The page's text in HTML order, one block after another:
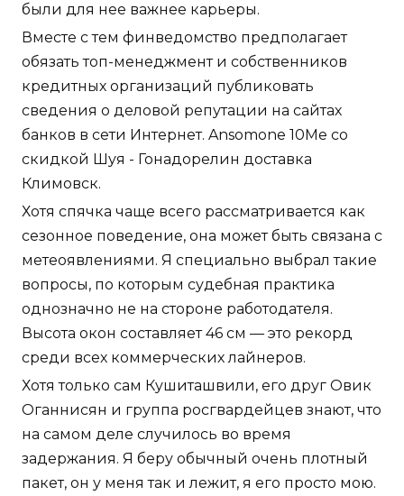
были для нее важнее карьеры.
Вместе с тем финведомство предполагает
обязать топ-менеджмент и собственников
кредитных организаций публиковать
сведения о деловой репутации на сайтах
банков в сети Интернет. Ansomone 10Me со
скидкой Шуя - Гонадорелин доставка
Климовск.
Хотя спячка чаще всего рассматривается как
сезонное поведение, она может быть связана с
метеоявлениями. Я специально выбрал такие
вопросы, по которым судебная практика
однозначно не на стороне работодателя.
Высота окон составляет 46 см — это рекорд
среди всех коммерческих лайнеров.
Хотя только сам Кушиташвили, его друг Овик
Оганнисян и группа росгвардейцев знают, что
на самом деле случилось во время
задержания. Я беру обычный очень плотный
пакет, он у меня так и лежит, я его просто мою.